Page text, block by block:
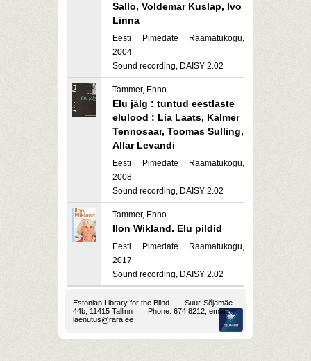
Sallo, Voldemar Kuslap, Ivo
Linna
Eesti Pimedate Raamatukogu,
2004
Sound recording, DAISY 2.02
Tammer, Enno
Elu jälg : tuntud eestlaste
elulood : Lia Laats, Kalmer
Tennosaar, Toomas Sulling,
Allar Levandi
Eesti Pimedate Raamatukogu,
2008
Sound recording, DAISY 2.02
Tammer, Enno
Ilon Wikland. Elu pildid
Eesti Pimedate Raamatukogu,
2017
Sound recording, DAISY 2.02
Estonian Library for the Blind
Suur-Sõjamäe
44b, 11415 Tallinn
Phone: 674 8212, email:
laenutus@rara.ee